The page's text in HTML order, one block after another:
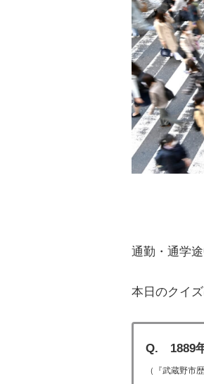
通勤・通学
本日のクイ
Q. 1889
（『武蔵野市